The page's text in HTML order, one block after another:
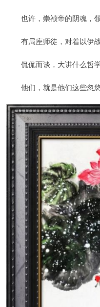
也许，崇祯帝的阴魂，
有局座师徒，对着以伊
侃侃而谈，大讲什么哲
他们，就是他们这些忽